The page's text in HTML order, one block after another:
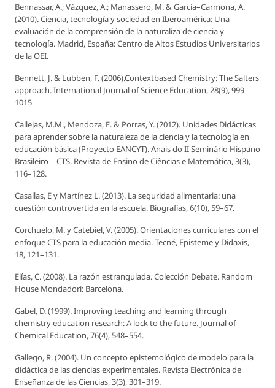
Bennassar, A.; Vázquez, A.; Manassero, M. & García–Carmona, A.
(2010). Ciencia, tecnología y sociedad en Iberoamérica: Una
evaluación de la comprensión de la naturaliza de ciencia y
tecnología. Madrid, España: Centro de Altos Estudios Universitarios
de la OEI.
Bennett, J. & Lubben, F. (2006).Contextbased Chemistry: The Salters
approach.International Journal of Science Education, 28(9), 999–
1015
Callejas, M.M., Mendoza, E. & Porras, Y. (2012). Unidades Didácticas
para aprender sobre la naturaleza de la ciencia y la tecnología en
educación básica (Proyecto EANCYT). Anais do II Seminário Hispano
Brasileiro – CTS. Revista de Ensino de Ciências e Matemática, 3(3),
116–128.
Casallas, E y Martínez L. (2013). La seguridad alimentaria: una
cuestión controvertida en la escuela. Biografías, 6(10), 59–67.
Corchuelo, M. y Catebiel, V. (2005). Orientaciones curriculares con el
enfoque CTS para la educación media.Tecné, Episteme y Didaxis,
18, 121–131.
Elías, C. (2008). La razón estrangulada. Colección Debate. Random
House Mondadori: Barcelona.
Gabel, D. (1999). Improving teaching and learning through
chemistry education research: A lock to the future. Journal of
Chemical Education, 76(4), 548–554.
Gallego, R. (2004). Un concepto epistemológico de modelo para la
didáctica de las ciencias experimentales. Revista Electrónica de
Enseñanza de las Ciencias,3(3), 301–319.